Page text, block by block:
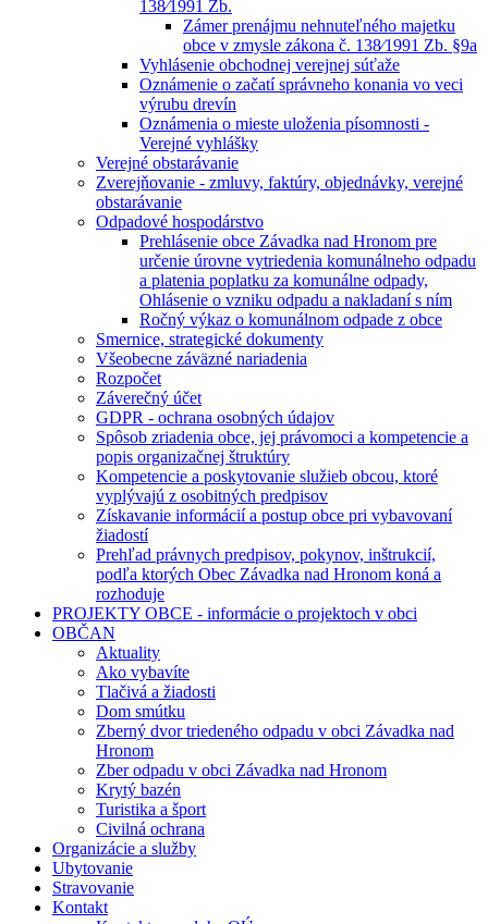
138⁄1991 Zb.
Zámer prenájmu nehnuteľného majetku
obce v zmysle zákona č. 138⁄1991 Zb. §9a
Vyhlásenie obchodnej verejnej súťaže
Oznámenie o začatí správneho konania vo veci
výrubu drevín
Oznámenia o mieste uloženia písomnosti -
Verejné vyhlášky
Verejné obstarávanie
Zverejňovanie - zmluvy, faktúry, objednávky, verejné
obstarávanie
Odpadové hospodárstvo
Prehlásenie obce Závadka nad Hronom pre
určenie úrovne vytriedenia komunálneho odpadu
a platenia poplatku za komunálne odpady,
Ohlásenie o vzniku odpadu a nakladaní s ním
Ročný výkaz o komunálnom odpade z obce
Smernice, strategické dokumenty
Všeobecne záväzné nariadenia
Rozpočet
Záverečný účet
GDPR - ochrana osobných údajov
Spôsob zriadenia obce, jej právomoci a kompetencie a
popis organizačnej štruktúry
Kompetencie a poskytovanie služieb obcou, ktoré
vyplývajú z osobitných predpisov
Získavanie informácií a postup obce pri vybavovaní
žiadostí
Prehľad právnych predpisov, pokynov, inštrukcií,
podľa ktorých Obec Závadka nad Hronom koná a
rozhoduje
PROJEKTY OBCE - informácie o projektoch v obci
OBČAN
Aktuality
Ako vybavíte
Tlačivá a žiadosti
Dom smútku
Zberný dvor triedeného odpadu v obci Závadka nad
Hronom
Zber odpadu v obci Závadka nad Hronom
Krytý bazén
Turistika a šport
Civilná ochrana
Organizácie a služby
Ubytovanie
Stravovanie
Kontakt